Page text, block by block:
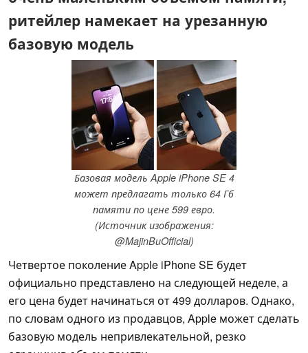
ритейлер намекает на урезанную
базовую модель
Базовая модель Apple iPhone SE 4
может предлагать только 64 Гб
памяти по цене 599 евро.
(Источник изображения:
@MajinBuOfficial)
Четвертое поколение Apple iPhone SE будет
официально представлено на следующей неделе, а
его цена будет начинаться от 499 долларов. Однако,
по словам одного из продавцов, Apple может сделать
базовую модель непривлекательной, резко